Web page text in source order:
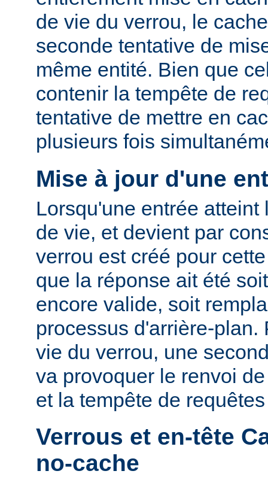
de vie du verrou, le
seconde tentative de
même entité. Bien que
contenir la tempête de
tentative de mettre en
plusieurs fois
Mise à jour d'une
Lorsqu'une entrée
de vie, et devient par
verrou est créé pour
que la réponse ait été
encore valide, soit
processus d'arrière-plan.
vie du verrou, une
va provoquer le renvoi
et la tempête de
Verrous et en-tête
no-cache